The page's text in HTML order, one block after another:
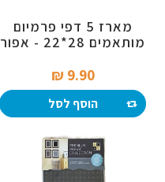
מארז 5 דפי פרמיום
מותאמים 28*22 - אפור
9.90 ₪‎
הוסף לסל